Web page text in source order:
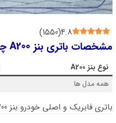
4.8
(
1550
)
مشخصات باتری بنز A200 چیست؟
نوعبنز A200
همه مدل ها
باتری فابریک و اصلی خودرو بنز A200،